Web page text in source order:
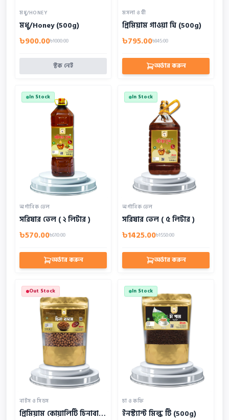
মধু/HONEY
মধু/Honey (500g)
৳900.00৳1000.00
স্টক নেই
মসলা ও ঘী
প্রিমিয়াম গাওয়া ঘি (500g)
৳795.00৳845.00
অর্ডার করুন
In Stock
অর্গানিক তেল
সরিষার তেল ( ২ লিটার )
৳570.00৳610.00
অর্ডার করুন
In Stock
অর্গানিক তেল
সরিষার তেল ( ৫ লিটার )
৳1425.00৳1550.00
অর্ডার করুন
Out Stock
নাটস ও সিডস
প্রিমিয়াম কোয়ালিটি চিনাবাদাম (500g)
In Stock
চা ও কফি
ইনস্ট্যান্ট মিল্ক টি (500g)